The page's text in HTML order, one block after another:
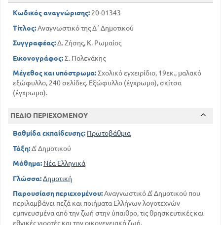
Από τον βίο των Αρχαίων
Από την Ελληνική φύση
Πολιτιστικά έργα
Κωδικός αναγνώρισης: 20-01343
Τίτλος:Αναγνωστικό της Δ΄ Δημοτικού
Συγγραφέας:Δ. Ζήσης, Κ. Ρωμαίος
Εικονογράφος:Σ. Πολενάκης
Μέγεθος και υπόστρωμα:Σχολικό εγχειρίδιο, 19εκ., μαλακό
εξώφυλλο, 240 σελίδες. Εξώφυλλο (έγχρωμο), σκίτσα
(έγχρωμα).
ΠΕΔΙΟ ΠΕΡΙΕΧΟΜΕΝΟΥ
Βαθμίδα εκπαίδευσης: Πρωτοβάθμια
Τάξη:Δ' Δημοτικού
Μάθημα: Νέα Ελληνικά
Γλώσσα:Δημοτική
Παρουσίαση περιεχομένου:Αναγνωστικό Δ' Δημοτικού που
περιλαμβάνει πεζά και ποιήματα Ελλήνων λογοτεχνών
εμπνευσμένα από την ζωή στην ύπαιθρο, τις θρησκευτικές και
εθνικές γιορτές και την οικογενειακή ζωή.